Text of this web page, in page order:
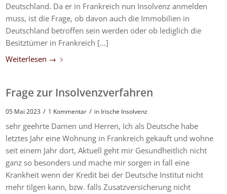
Deutschland. Da er in Frankreich nun Insolvenz anmelden
muss, ist die Frage, ob davon auch die Immobilien in
Deutschland betroffen sein werden oder ob lediglich die
Besitztümer in Frankreich […]
Weiterlesen →
Frage zur Insolvenzverfahren
05 Mai 2023 / 1 Kommentar / in Irische Insolvenz
sehr geehrte Damen und Herren, Ich als Deutsche habe
letztes Jahr eine Wohnung in Frankreich gekauft und wohne
seit einem Jahr dort, Aktuell geht mir Gesundheitlich nicht
ganz so besonders und mache mir sorgen in fall eine
Krankheit wenn der Kredit bei der Deutsche Institut nicht
mehr tilgen kann, bzw. falls Zusatzversicherung nicht